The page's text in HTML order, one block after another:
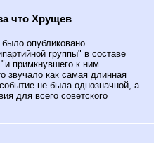
что Хрущев
опубликовано
группы" в составе
примкнувшего к ним
звучало как самая длинная
не была однозначной, а
для всего советского